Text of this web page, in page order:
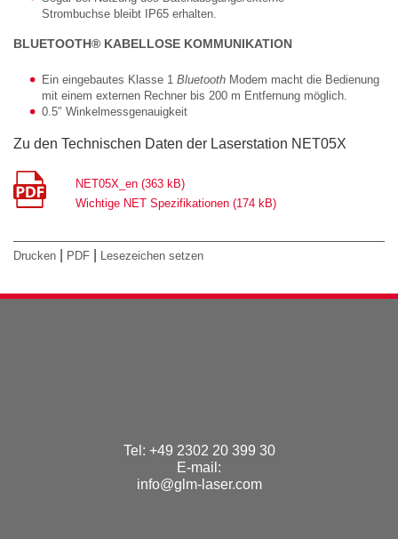
Strombuchse bleibt IP65 erhalten.
BLUETOOTH® KABELLOSE KOMMUNIKATION
Ein eingebautes Klasse 1 Bluetooth Modem macht die Bedienung
mit einem externen Rechner bis 200 m Entfernung möglich.
0.5″ Winkelmessgenauigkeit
Zu den Technischen Daten der Laserstation NET05X
NET05X_en (363 kB)
Wichtige NET Spezifikationen (174 kB)
Drucken PDF Lesezeichen setzen
Tel: +49 2302 20 399 30
E-mail:
info@glm-laser.com